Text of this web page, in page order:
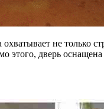
охватывает не
этого, дверь